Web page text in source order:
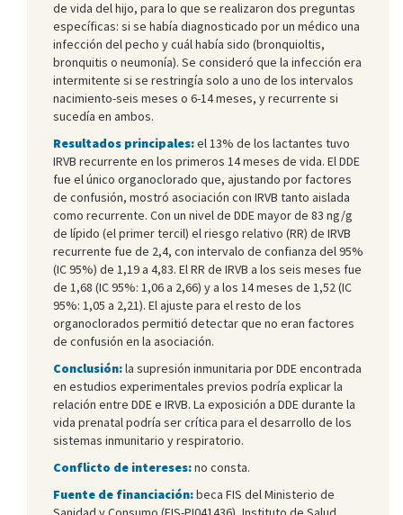
de vida del hijo, para lo que se realizaron dos preguntas
específicas: si se había diagnosticado por un médico una
infección del pecho y cuál había sido (bronquioltis,
bronquitis o neumonía). Se consideró que la infección era
intermitente si se restringía solo a uno de los intervalos
nacimiento-seis meses o 6-14 meses, y recurrente si
sucedía en ambos.
Resultados principales:el 13% de los lactantes tuvo
IRVB recurrente en los primeros 14 meses de vida. El DDE
fue el único organoclorado que, ajustando por factores
de confusión, mostró asociación con IRVB tanto aislada
como recurrente. Con un nivel de DDE mayor de 83 ng/g
de lípido (el primer tercil) el riesgo relativo (RR) de IRVB
recurrente fue de 2,4, con intervalo de confianza del 95%
(IC 95%) de 1,19 a 4,83. El RR de IRVB a los seis meses fue
de 1,68 (IC 95%: 1,06 a 2,66) y a los 14 meses de 1,52 (IC
95%: 1,05 a 2,21). El ajuste para el resto de los
organoclorados permitió detectar que no eran factores
de confusión en la asociación.
Conclusión:la supresión inmunitaria por DDE encontrada
en estudios experimentales previos podría explicar la
relación entre DDE e IRVB. La exposición a DDE durante la
vida prenatal podría ser crítica para el desarrollo de los
sistemas inmunitario y respiratorio.
Conflicto de intereses:no consta.
Fuente de financiación:beca FIS del Ministerio de